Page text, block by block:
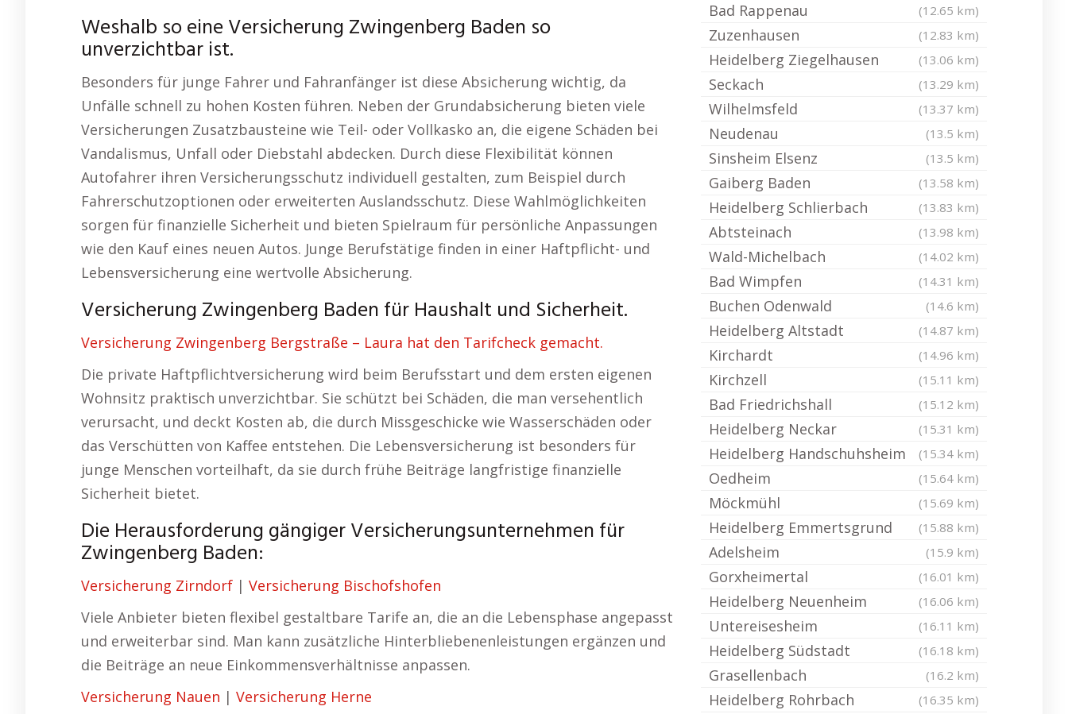
Weshalb so eine Versicherung Zwingenberg Baden so
unverzichtbar ist.
Besonders für junge Fahrer und Fahranfänger ist diese Absicherung wichtig, da
Unfälle schnell zu hohen Kosten führen. Neben der Grundabsicherung bieten viele
Versicherungen Zusatzbausteine wie Teil- oder Vollkasko an, die eigene Schäden bei
Vandalismus, Unfall oder Diebstahl abdecken. Durch diese Flexibilität können
Autofahrer ihren Versicherungsschutz individuell gestalten, zum Beispiel durch
Fahrerschutzoptionen oder erweiterten Auslandsschutz. Diese Wahlmöglichkeiten
sorgen für finanzielle Sicherheit und bieten Spielraum für persönliche Anpassungen
wie den Kauf eines neuen Autos. Junge Berufstätige finden in einer Haftpflicht- und
Lebensversicherung eine wertvolle Absicherung.
Versicherung Zwingenberg Baden für Haushalt und Sicherheit.
Versicherung Zwingenberg Bergstraße – Laura hat den Tarifcheck gemacht.
Die private Haftpflichtversicherung wird beim Berufsstart und dem ersten eigenen
Wohnsitz praktisch unverzichtbar. Sie schützt bei Schäden, die man versehentlich
verursacht, und deckt Kosten ab, die durch Missgeschicke wie Wasserschäden oder
das Verschütten von Kaffee entstehen. Die Lebensversicherung ist besonders für
junge Menschen vorteilhaft, da sie durch frühe Beiträge langfristige finanzielle
Sicherheit bietet.
Die Herausforderung gängiger Versicherungsunternehmen für
Zwingenberg Baden:
Versicherung Zirndorf | Versicherung Bischofshofen
Viele Anbieter bieten flexibel gestaltbare Tarife an, die an die Lebensphase angepasst
und erweiterbar sind. Man kann zusätzliche Hinterbliebenenleistungen ergänzen und
die Beiträge an neue Einkommensverhältnisse anpassen.
Versicherung Nauen | Versicherung Herne
Bad Rappenau (12.65 km)
Zuzenhausen (12.83 km)
Heidelberg Ziegelhausen (13.06 km)
Seckach (13.29 km)
Wilhelmsfeld (13.37 km)
Neudenau (13.5 km)
Sinsheim Elsenz (13.5 km)
Gaiberg Baden (13.58 km)
Heidelberg Schlierbach (13.83 km)
Abtsteinach (13.98 km)
Wald-Michelbach (14.02 km)
Bad Wimpfen (14.31 km)
Buchen Odenwald (14.6 km)
Heidelberg Altstadt (14.87 km)
Kirchardt (14.96 km)
Kirchzell (15.11 km)
Bad Friedrichshall (15.12 km)
Heidelberg Neckar (15.31 km)
Heidelberg Handschuhsheim (15.34 km)
Oedheim (15.64 km)
Möckmühl (15.69 km)
Heidelberg Emmertsgrund (15.88 km)
Adelsheim (15.9 km)
Gorxheimertal (16.01 km)
Heidelberg Neuenheim (16.06 km)
Untereisesheim (16.11 km)
Heidelberg Südstadt (16.18 km)
Grasellenbach (16.2 km)
Heidelberg Rohrbach (16.35 km)